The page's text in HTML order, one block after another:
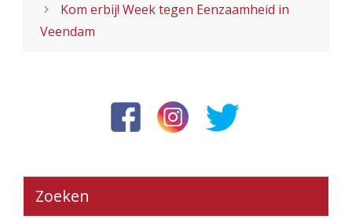
Kom erbij! Week tegen Eenzaamheid in
Veendam
Zoeken